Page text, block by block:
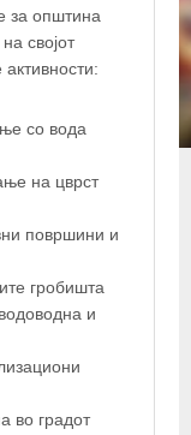
за општина
својот
со вода
на цврст
површини и
гробишта
и
во градотcontributors